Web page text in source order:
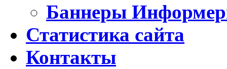
Баннеры
Статистика сайта
Контакты